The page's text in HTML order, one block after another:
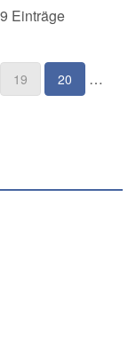
Einträge
19 20 …
Seite